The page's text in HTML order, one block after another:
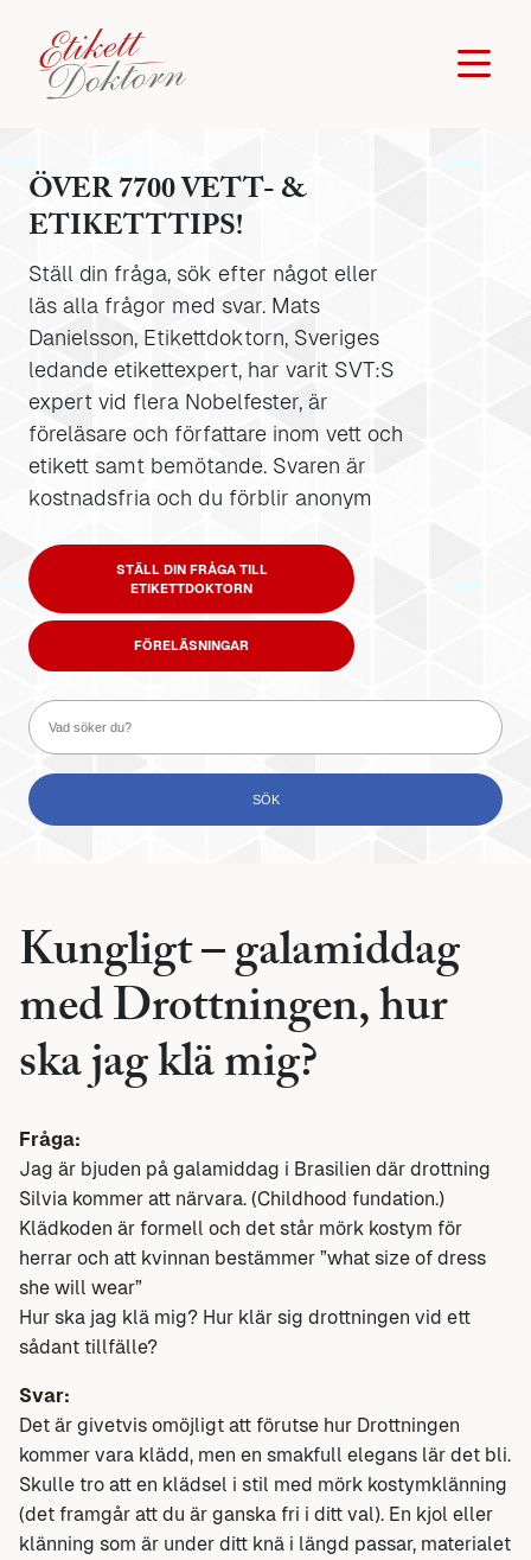
ÖVER 7700 VETT- &
ETIKETTTIPS!
Ställ din fråga, sök efter något eller
läs alla frågor med svar. Mats
Danielsson, Etikettdoktorn, Sveriges
ledande etikettexpert, har varit SVT:S
expert vid flera Nobelfester, är
föreläsare och författare inom vett och
etikett samt bemötande. Svaren är
kostnadsfria och du förblir anonym
STÄLL DIN FRÅGA TILL
ETIKETTDOKTORN
FÖRELÄSNINGAR
Kungligt – galamiddag
med Drottningen, hur
ska jag klä mig?
Fråga:
Jag är bjuden på galamiddag i Brasilien där drottning
Silvia kommer att närvara. (Childhood fundation.)
Klädkoden är formell och det står mörk kostym för
herrar och att kvinnan bestämmer ”what size of dress
she will wear”
Hur ska jag klä mig? Hur klär sig drottningen vid ett
sådant tillfälle?
Svar:
Det är givetvis omöjligt att förutse hur Drottningen
kommer vara klädd, men en smakfull elegans lär det bli.
Skulle tro att en klädsel i stil med mörk kostymklänning
(det framgår att du är ganska fri i ditt val). En kjol eller
klänning som är under ditt knä i längd passar, materialet